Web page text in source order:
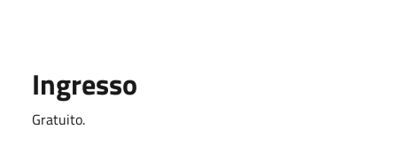
Ingresso
Gratuito.